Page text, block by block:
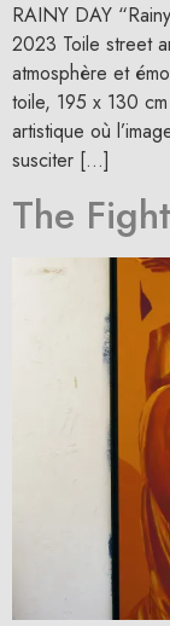
RAINY DAY
2023 Toile street
atmosphère et
toile, 195 x 130
artistique où
susciter […]
The Fight